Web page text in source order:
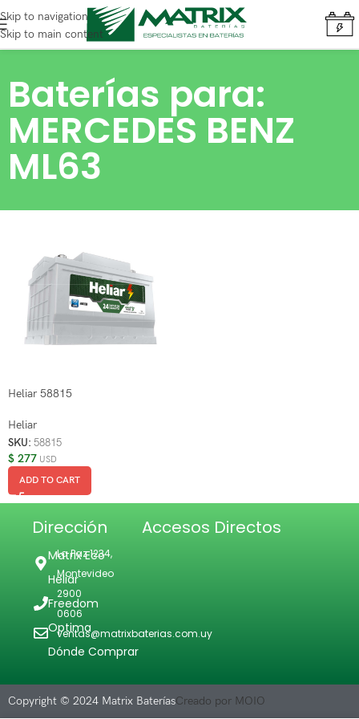
Skip to navigation
Skip to main content
Baterías para:
MERCEDES BENZ
ML63
Heliar 58815
Heliar
SKU: 58815
$ 277 USD
ADD TO CART
Dirección
La Paz 1234,
Montevideo
2900
0606
ventas@matrixbaterias.com.uy
Accesos Directos
Matrix Eco
Heliar
Freedom
Optima
Dónde Comprar
Copyright © 2024 Matrix BateríasCreado por MOIO